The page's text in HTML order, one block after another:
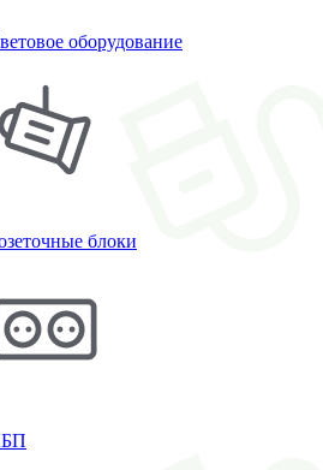
оборудование
блоки